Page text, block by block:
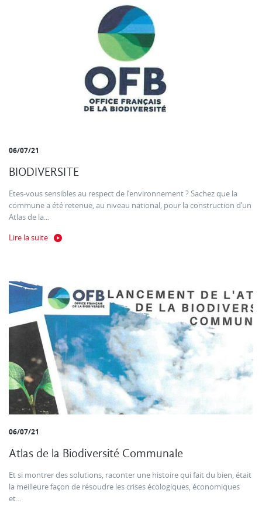
06/07/21
BIODIVERSITE
Etes-vous sensibles au respect de l’environnement ? Sachez que la
commune a été retenue, au niveau national, pour la construction d’un
Atlas de la...
Lire la suite
06/07/21
Atlas de la Biodiversité Communale
Et si montrer des solutions, raconter une histoire qui fait du bien, était
la meilleure façon de résoudre les crises écologiques, économiques
et...